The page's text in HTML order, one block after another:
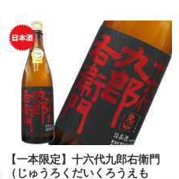
【一本限定】十六代九郎右衛門
（じゅうろくだいくろうえも